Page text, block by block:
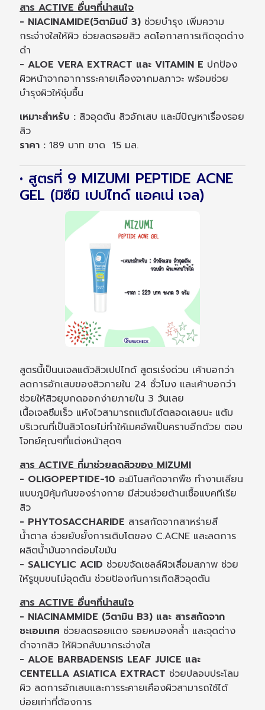
สาร ACTIVE อื่นๆที่น่าสนใจ
- NIACINAMIDE(วิตามินบี 3) ช่วยบำรุง เพิ่มความ
กระจ่างใสให้ผิว ช่วยลดรอยสิว ลดโอกาสการเกิดจุดด่าง
ดำ
- ALOE VERA EXTRACT และ VITAMIN E ปกป้อง
ผิวหน้าจากอาการระคายเคืองจากมลภาวะ พร้อมช่วย
บำรุงผิวให้ชุ่มชื้น
เหมาะสำหรับ : สิวอุดตัน สิวอักเสบ และมีปัญหาเรื่องรอย
สิว
ราคา : 189 บาท ขาด 15 มล.
• สูตรที่ 9 MIZUMI PEPTIDE ACNE
GEL (มิซึมิ เปปไทด์ แอคเน่ เจล)
สูตรนี้เป็นนเจลแต้วสิวเปปไทด์ สูตรเร่งด่วน เค้าบอกว่า
ลดการอักเสบของสิวภายใน 24 ชั่วโมง และเค้าบอกว่า
ช่วยให้สิวยุบกดออกง่ายภายใน 3 วันเลย
เนื้อเจลซึมเร็ว แห้งไวสามารถแต้มได้ตลอดเลยนะ แต้ม
บริเวณที่เป็นสิวโดยไม่ทำให้เมคอัพเป็นคราบอีกด้วย ตอบ
โจทย์คุณๆที่แต่งหน้าสุดๆ
สาร ACTIVE ที่มาช่วยลดสิวของ MIZUMI
- OLIGOPEPTIDE-10 อะมิโนสกัดจากพืช ทำงานเลียน
แบบภูมิคุ้มกันของร่างกาย มีส่วนช่วยต้านเชื้อแบคทีเรีย
สิว
- PHYTOSACCHARIDE สารสกัดจากสาหร่ายสี
น้ำตาล ช่วยยับยั้งการเติบโตของ C.ACNE และลดการ
ผลิตน้ำมันจากต่อมไขมัน
- SALICYLIC ACID ช่วยขจัดเซลล์ผิวเสื่อมสภาพ ช่วย
ให้รูขุมขนไม่อุดตัน ช่วยป้องกันการเกิดสิวอุดตัน
สาร ACTIVE อื่นๆที่น่าสนใจ
- NIACINAMMIDE (วิตามิน B3) และ สารสกัดจาก
ชะเอมเทศ ช่วยลดรอยแดง รอยหมองคล้ำ และจุดด่าง
ดำจากสิว ให้ผิวกลับมากระจ่างใส
- ALOE BARBADENSIS LEAF JUICE และ
CENTELLA ASIATICA EXTRACT ช่วยปลอบประโลม
ผิว ลดการอักเสบและการระคายเคืองผิวสามารถใช้ได้
บ่อยเท่าที่ต้องการ